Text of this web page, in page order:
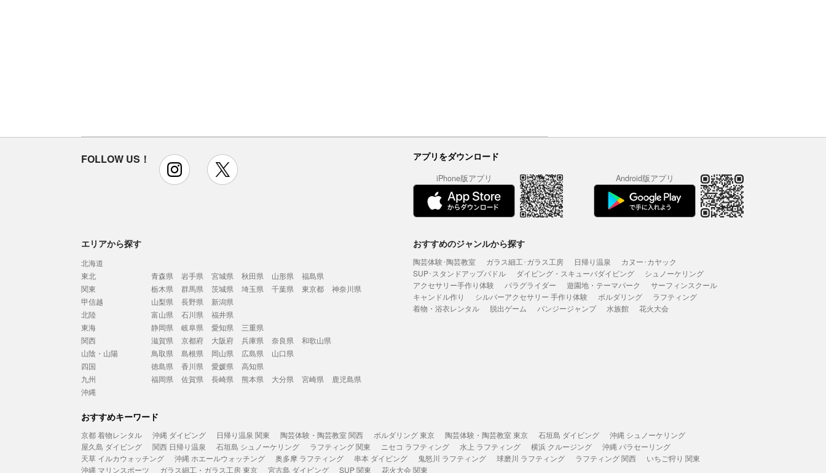
FOLLOW US！ instagram アプリをダウンロード
iPhone版アプリ Android版アプリ
エリアから探す
北海道
東北
青森県 岩手県 宮城県 秋田県 山形県
福島県
関東
栃木県 群馬県 茨城県 埼玉県 千葉県 東京都
神奈川県
甲信越
山梨県 長野県
新潟県
北陸
富山県 石川県
福井県
東海
静岡県 岐阜県 愛知県
三重県
関西
滋賀県 京都府 大阪府 兵庫県 奈良県
和歌山県
山陰・山陽
鳥取県 島根県 岡山県 広島県
山口県
四国
徳島県 香川県 愛媛県
高知県
九州
福岡県 佐賀県 長崎県 熊本県 大分県 宮崎県
鹿児島県
沖縄
おすすめのジャンルから探す
陶芸体験･陶芸教室 ガラス細工･ガラス工房 日帰り温泉
カヌー･カヤック
SUP･スタンドアップパドル
ダイビング・スキューバダイビング
シュノーケリング
アクセサリー手作り体験
パラグライダー 遊園地・テーマパーク
サーフィンスクール
キャンドル作り
シルバーアクセサリー 手作り体験 ボルダリング
ラフティング
着物・浴衣レンタル
脱出ゲーム バンジージャンプ 水族館 花火大会
おすすめキーワード
京都 着物レンタル 沖縄 ダイビング 日帰り温泉 関東 陶芸体験・陶芸教室 関西 ボルダリング 東京 陶芸体験・陶芸教室 東京 石垣島 ダイビング
沖縄 シュノーケリング
屋久島 ダイビング
関西 日帰り温泉 石垣島 シュノーケリング ラフティング 関東 ニセコ ラフティング 水上 ラフティング 横浜 クルージング
沖縄 パラセーリング
天草 イルカウォッチング
沖縄 ホエールウォッチング 奥多摩 ラフティング 串本 ダイビング 鬼怒川 ラフティング 球磨川 ラフティング ラフティング 関西
いちご狩り 関東
沖縄 マリンスポーツ
ガラス細工・ガラス工房 東京 宮古島 ダイビング SUP 関東 花火大会 関東